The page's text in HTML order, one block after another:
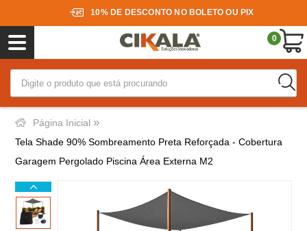
10% DE DESCONTO NO BOLETO OU PIX
0
Página Inicial »
Tela Shade 90% Sombreamento Preta Reforçada - Cobertura
Garagem Pergolado Piscina Área Externa M2